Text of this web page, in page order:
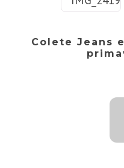
Colete Jeans